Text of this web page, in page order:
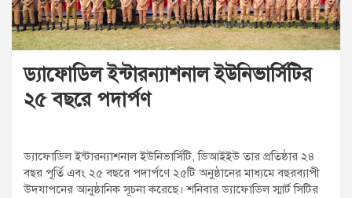
ড্যাফোডিল ইন্টারন্যাশনাল ইউনিভার্সিটির
২৫ বছরে পদার্পণ
ড্যাফোডিল ইন্টারন্যাশনাল ইউনিভার্সিটি, ডিআইইউ তার প্রতিষ্ঠার ২৪
বছর পূর্তি এবং ২৫ বছরে পদার্পণে ২৫টি অনুষ্ঠানের মাধ্যমে বছরব্যাপী
উদযাপনের আনুষ্ঠানিক সূচনা করেছে। শনিবার ড্যাফোডিল স্মার্ট সিটির